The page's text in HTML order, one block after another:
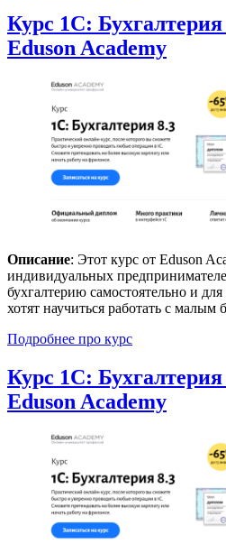
Курс 1С:
Eduson Academy
Описание: Этот курс от Eduson
индивидуальных
бухгалтерию самостоятельно и
хотят научиться работать с малым
Подробнее про курс
Курс 1С:
Eduson Academy